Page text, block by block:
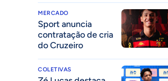
MERCADO
Sport anuncia
contratação de cria
do Cruzeiro
COLETIVAS